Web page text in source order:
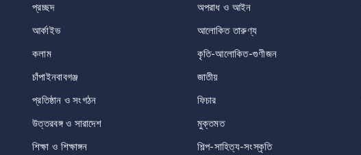
প্রচ্ছদ অপরাধ ও আইন
আর্কাইভ
আলোকিত তারুণ্য
কলাম
কৃতি-আলোকিত-গুণীজন
চাঁপাইনবাবগঞ্জ
জাতীয়
প্রতিষ্ঠান ও সংগঠন
ফিচার
উত্তরবঙ্গ ও সারাদেশ
মুক্তমত
শিক্ষা ও শিক্ষাঙ্গন
শিল্প-সাহিত্য-সংস্কৃতি